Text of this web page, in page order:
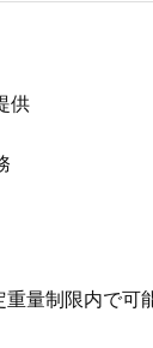
供
量制限内で